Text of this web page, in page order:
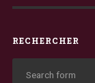
RECHERCHER